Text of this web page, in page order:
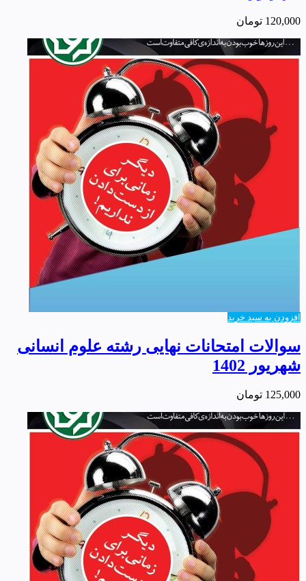
120,000 تومان
افزودن به سبد خرید
سوالات امتحانات نهایی رشته علوم انسانی
شهریور 1402
125,000 تومان